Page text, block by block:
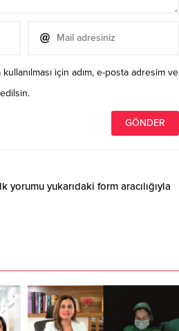
için adım, e-posta adresim ve
yorumu yukarıdaki form aracılığıyla